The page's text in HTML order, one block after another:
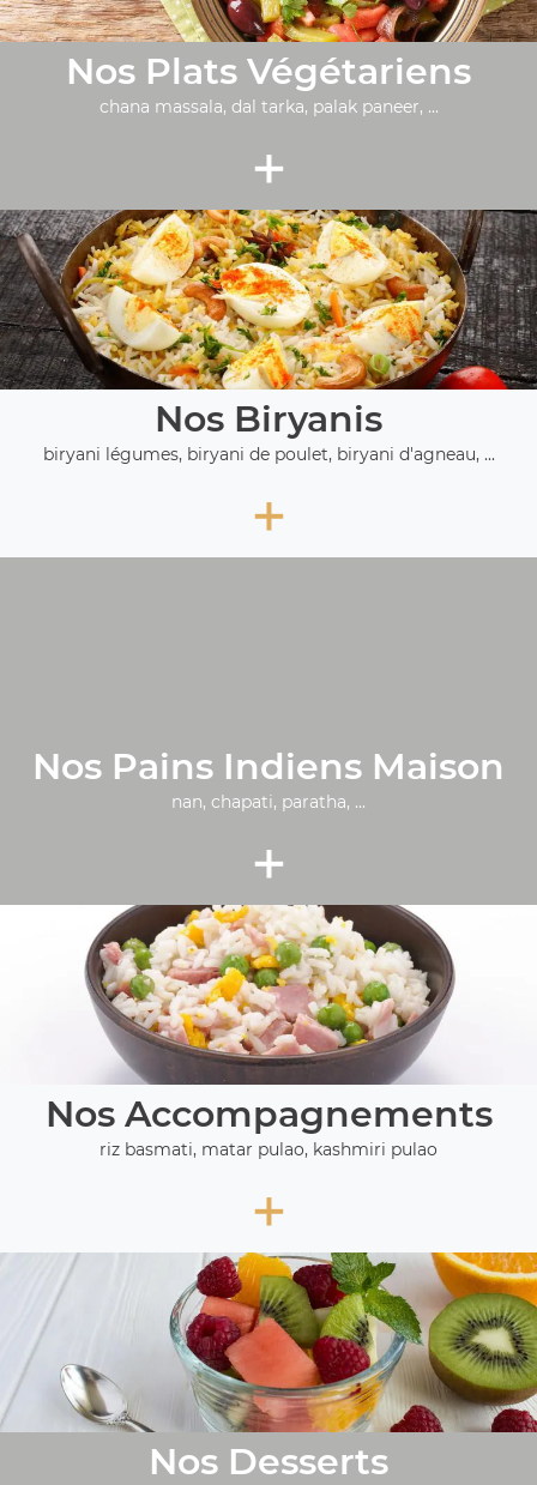
Nos Plats Végétariens
chana massala, dal tarka, palak paneer, ...
+
Nos Biryanis
biryani légumes, biryani de poulet, biryani d'agneau, ...
+
Nos Pains Indiens Maison
nan, chapati, paratha, ...
+
Nos Accompagnements
riz basmati, matar pulao, kashmiri pulao
+
Nos Desserts